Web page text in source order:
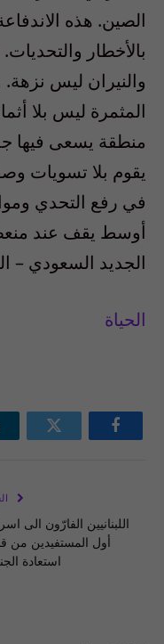
الصين. هذه
بالأخطار
والنيران ليس نزهة.
المثمرة ليس بلا
منطقة يسعى فيها
يقوم بلا تسويات
في رفع التحدي
أوسط يقف عند
الجديد السعودي –
الحياة
فيسبوك تويتر
اللبنانيين الفارّون الى
أول المستفيدين من
استعادة